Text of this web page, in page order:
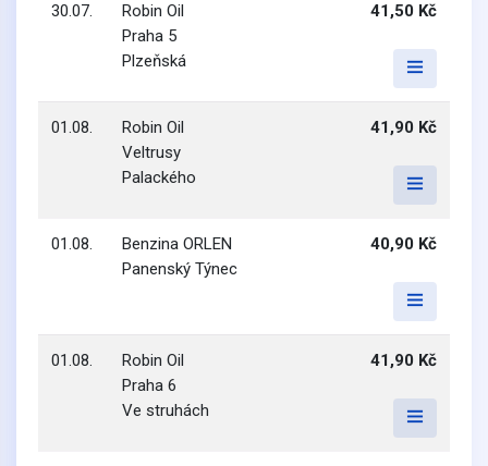
30.07.
Robin Oil
Praha 5
Plzeňská
41,50 Kč
01.08.
Robin Oil
Veltrusy
Palackého
41,90 Kč
01.08.
Benzina ORLEN
Panenský Týnec
40,90 Kč
01.08.
Robin Oil
Praha 6
Ve struhách
41,90 Kč